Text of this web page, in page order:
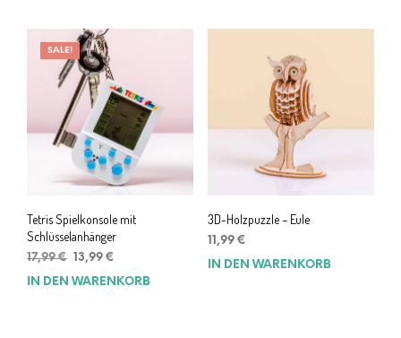
SALE!
Tetris Spielkonsole mit
Schlüsselanhänger
17,99€ Ursprünglicher
Preis
13,99 €
Preis
IN DEN WARENKORB
3D-Holzpuzzle – Eule
11,99 €
IN DEN WARENKORB